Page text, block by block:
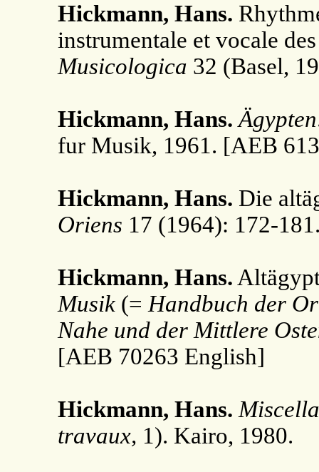
Hickmann, Hans.
instrumentale et vocale
Musicologica 32 (Basel,
Hickmann, Hans. Ägypten
fur Musik, 1961. [AEB
Hickmann, Hans. Die
Oriens 17 (1964): 172-
Hickmann, Hans.
Musik(= Handbuch der
Nahe und der Mittlere
[AEB 70263 English]
Hickmann, Hans.
travaux, 1). Kairo, 1980.